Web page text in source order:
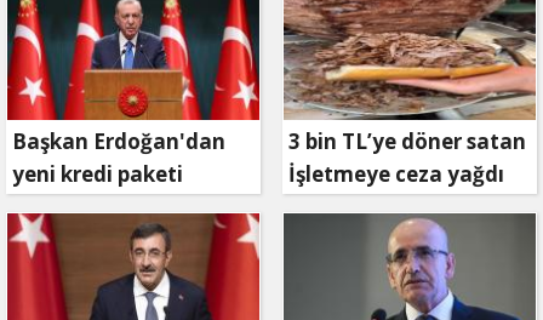
Başkan Erdoğan'dan
yeni kredi paketi
müjdesi: 6 ay geri
ödemesiz, 36 ay vadeli
3 bin TL’ye döner satan
İşletmeye ceza yağdı